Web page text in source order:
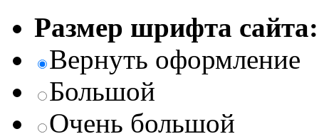
Размер шрифта сайта:
Вернуть оформление
Большой
Очень большой